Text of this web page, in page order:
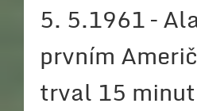
5. 5.1961 –
prvním
trval 15